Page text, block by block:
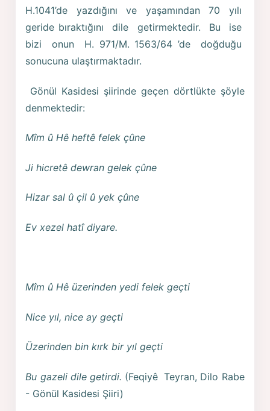
H.1041’de yazdığını ve yaşamından 70 yılı
geride bıraktığını dile getirmektedir. Bu ise
bizi onun H. 971/M. 1563/64 ’de doğduğu
sonucuna ulaştırmaktadır.
Gönül Kasidesi şiirinde geçen dörtlükte şöyle
denmektedir:
Mîm û Hê heftê felek çûne
Ji hicretê dewran gelek çûne
Hizar sal û çil û yek çûne
Ev xezel hatî diyare.
Mîm û Hê üzerinden yedi felek geçti
Nice yıl, nice ay geçti
Üzerinden bin kırk bir yıl geçti
Bu gazeli dile getirdi. (Feqiyê Teyran, Dilo Rabe
- Gönül Kasidesi Şiiri)